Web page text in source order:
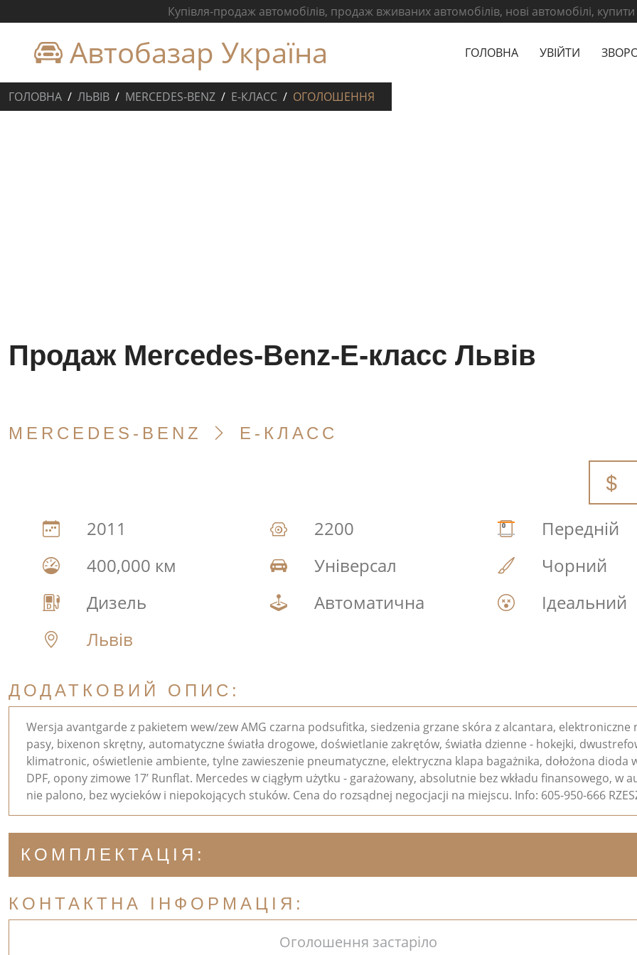
Купівля-продаж автомобілів, продаж вживаних автомобілів, нові автомобілі,
Автобазар Україна ГОЛОВНА УВІЙТИ
ГОЛОВНА ЛЬВІВ MERCEDES-BENZ E-КЛАСС ОГОЛОШЕННЯ
Продаж Mercedes-Benz-E-класс Львів
MERCEDES-BENZ E-КЛАСС
2011
400,000 км
Дизель
2200
Універсал
Автоматична
Передній
Чорний
Ідеальний
Львів
ДОДАТКОВИЙ ОПИС:
Wersja avantgarde z pakietem wew/zew AMG czarna podsufitka, siedzenia grzane skóra z alcantara, elektroniczne
pasy, bixenon skrętny, automatyczne światła drogowe, doświetlanie zakrętów, światła dzienne - hokejki,
klimatronic, oświetlenie ambiente, tylne zawieszenie pneumatyczne, elektryczna klapa bagażnika, dołożona dioda
DPF, opony zimowe 17’ Runflat. Mercedes w ciągłym użytku - garażowany, absolutnie bez wkładu finansowego, w
nie palono, bez wycieków i niepokojących stuków. Cena do rozsądnej negocjacji na miejscu. Info: 605-950-666
КОМПЛЕКТАЦІЯ:
КОНТАКТНА ІНФОРМАЦІЯ:
Оголошення застаріло